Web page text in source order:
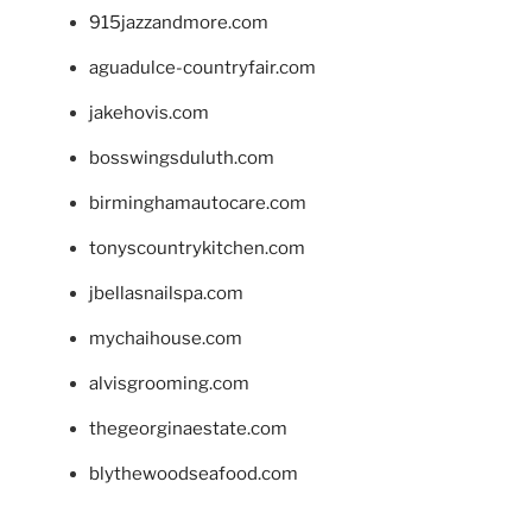
915jazzandmore.com
aguadulce-countryfair.com
jakehovis.com
bosswingsduluth.com
birminghamautocare.com
tonyscountrykitchen.com
jbellasnailspa.com
mychaihouse.com
alvisgrooming.com
thegeorginaestate.com
blythewoodseafood.com